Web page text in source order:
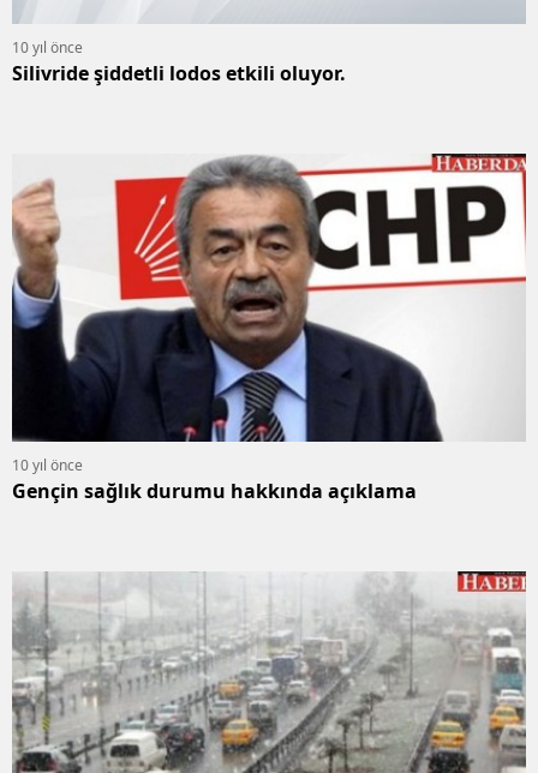
10 yıl önce
Silivride şiddetli lodos etkili oluyor.
10 yıl önce
Gençin sağlık durumu hakkında açıklama